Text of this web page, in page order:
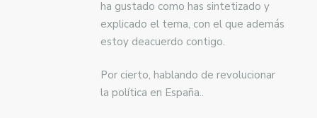
ha gustado como has sintetizado y
explicado el tema, con el que además
estoy deacuerdo contigo.
Por cierto, hablando de revolucionar
la política en España..